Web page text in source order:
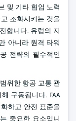
및 기타 협업 노력
조화시키는 것을
합니다. 유럽의 지
아니라 원격 타워
전략의 필수적인
위한 항공 교통 관
구동됩니다. FAA
하고 안전 표준을
중요한 요소입니